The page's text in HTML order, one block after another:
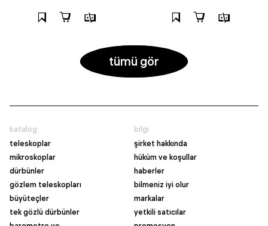
tümü gör
katalog
teleskoplar
mikroskoplar
dürbünler
gözlem teleskopları
büyüteçler
tek gözlü dürbünler
bilgi
şirket hakkında
hüküm ve koşullar
haberler
bilmeniz iyi olur
markalar
yetkili satıcılar